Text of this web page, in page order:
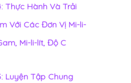
Thực Hành Và Trải
Với Các Đơn Vị Mi-li-
Mi-li-lít, Độ C
Luyện Tập Chung